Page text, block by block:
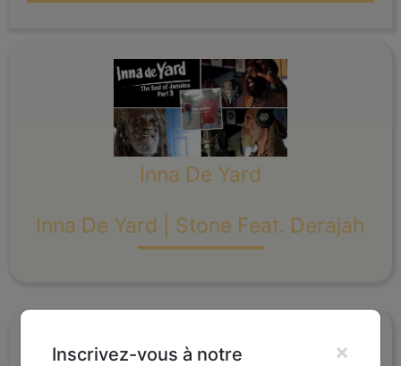
Inna De Yard
Inna De Yard | Stone Feat. Derajah
_______
Inscrivez-vous à notre
×